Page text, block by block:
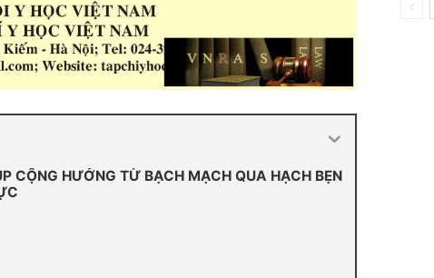
CỘNG HƯỞNG TỪ BẠCH MẠCH QUA HẠCH BẸN